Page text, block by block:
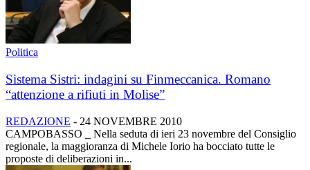
Politica
Sistema Sistri: indagini su Finmeccanica. Romano
“attenzione a rifiuti in Molise”
REDAZIONE - 24 NOVEMBRE 2010
CAMPOBASSO _ Nella seduta di ieri 23 novembre del Consiglio
regionale, la maggioranza di Michele Iorio ha bocciato tutte le
proposte di deliberazioni in...